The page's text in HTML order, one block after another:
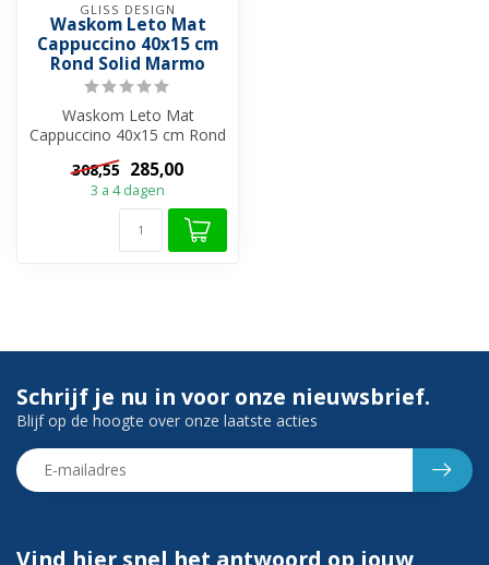
GLISS DESIGN
Waskom Leto Mat
Cappuccino 40x15 cm
Rond Solid Marmo
Waskom Leto Mat
Cappuccino 40x15 cm Rond
Solid Marmo: Een
Meesterwerk van Stijl ...
308,55 285,00
3 a 4 dagen
Vind hier snel het antwoord op jouw
Schrijf je nu in voor onze nieuwsbrief.
Blijf op de hoogte over onze laatste acties